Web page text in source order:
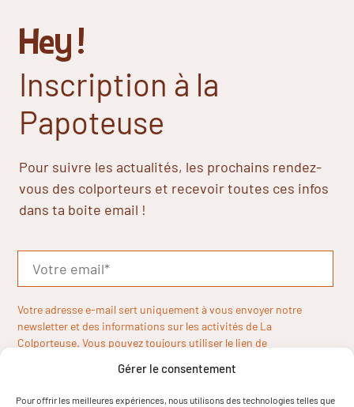
Gérer le consentement
Pour offrir les meilleures expériences, nous utilisons des technologies telles que
Hey !
Inscription à la
Papoteuse
Pour suivre les actualités, les prochains rendez-
vous des colporteurs et recevoir toutes ces infos
dans ta boite email !
Votre adresse e-mail sert uniquement à vous envoyer notre
newsletter et des informations sur les activités de La
Colporteuse. Vous pouvez toujours utiliser le lien de